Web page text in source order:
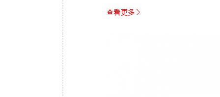
收功能的...
查看更多